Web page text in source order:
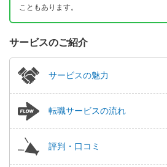
こともあります。
サービスのご紹介
サービスの魅力
転職サービスの流れ
評判・口コミ